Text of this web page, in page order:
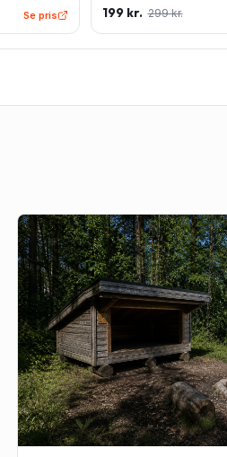
Se pris 199 kr. 299 kr.